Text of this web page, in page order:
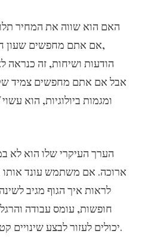
האם הוא שווה את המחיר
אם אתם מחפשים שעון
אבל אם אתם מחפשים צמיד
הערך העיקרי שלו הוא לא
ארוכה. אם משתמש עונד אותו
לראות איך הגוף מגיב
חופשות, עומס עבודה
יכולים לעזור לבצע שינויים קטנים וחכמים יותר בשגרה.